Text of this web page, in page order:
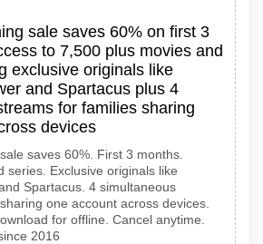
sale saves 60% on first 3
to 7,500 plus movies and
exclusive originals like
and Spartacus plus 4
for families sharing
devices
saves 60%. First 3 months.
series. Exclusive originals like
Spartacus. 4 simultaneous
one account across devices.
for offline. Cancel anytime.
2016